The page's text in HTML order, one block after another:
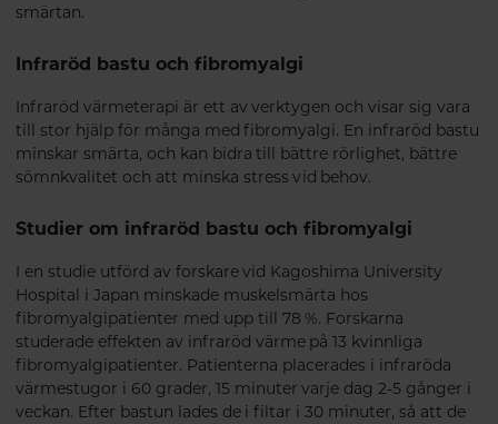
smärtan.
Infraröd bastu och fibromyalgi
Infraröd värmeterapi är ett av verktygen och visar sig vara
till stor hjälp för många med fibromyalgi. En infraröd bastu
minskar smärta, och kan bidra till bättre rörlighet, bättre
sömnkvalitet och att minska stress vid behov.
Studier om infraröd bastu och fibromyalgi
I en studie utförd av forskare vid Kagoshima University
Hospital i Japan minskade muskelsmärta hos
fibromyalgipatienter med upp till 78 %. Forskarna
studerade effekten av infraröd värme på 13 kvinnliga
fibromyalgipatienter. Patienterna placerades i infraröda
värmestugor i 60 grader, 15 minuter varje dag 2-5 gånger i
veckan. Efter bastun lades de i filtar i 30 minuter, så att de